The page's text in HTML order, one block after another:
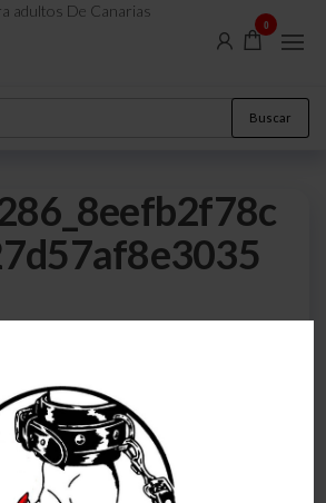
adultos De Canarias
0
Buscar